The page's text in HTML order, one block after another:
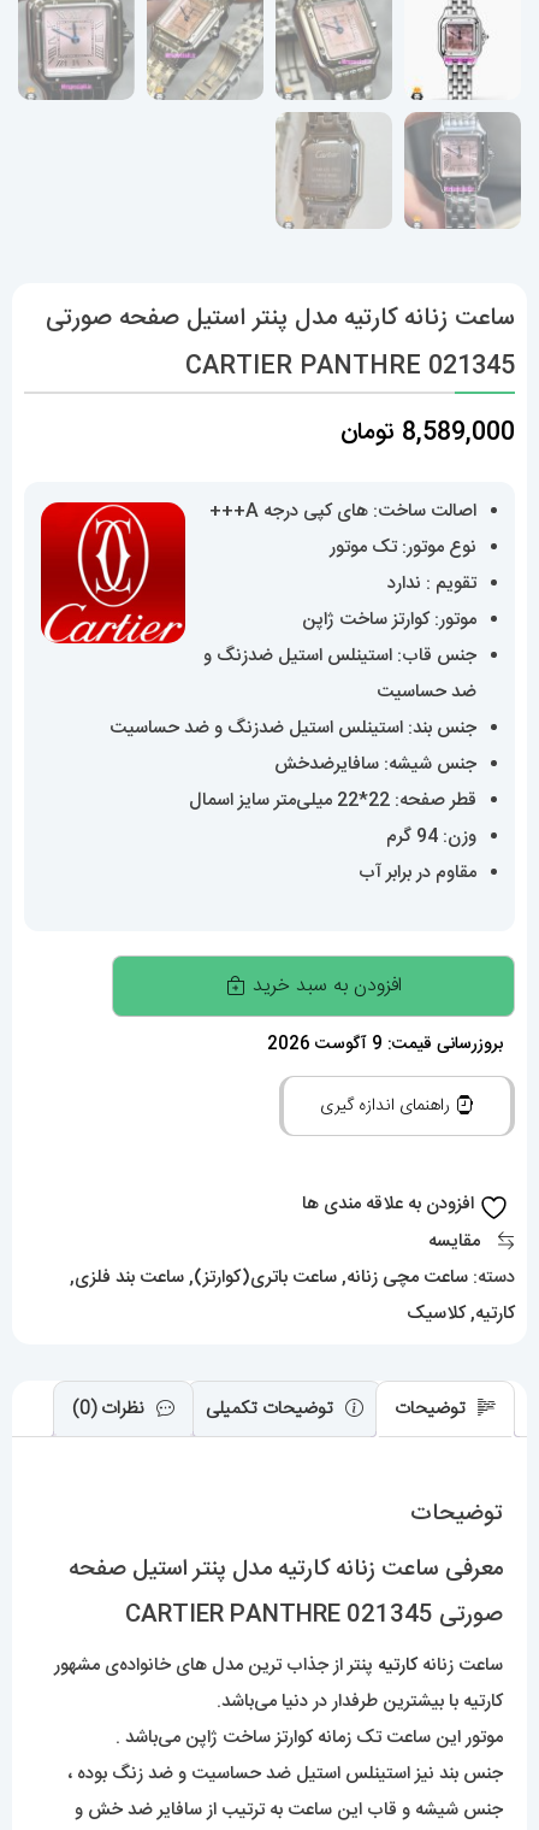
ساعت زنانه کارتیه مدل پنتر استیل صفحه صورتی
CARTIER PANTHRE 021345
8,589,000 تومان
اصالت ساخت: های کپی درجه A+++
نوع موتور: تک موتور
تقویم : ندارد
موتور: کوارتز ساخت ژاپن
جنس قاب: استینلس استیل ضدزنگ و
ضد حساسیت
جنس بند: استینلس استیل ضدزنگ و ضد حساسیت
جنس شیشه: سافایرضدخش
قطر صفحه: 22*22 میلی‌متر سایز اسمال
وزن: 94 گرم
مقاوم در برابر آب
ساعت
زنانه
کارتیه
مدل
صورتی
021345
افزودن به سبد خرید
بروزرسانی قیمت: 9 آگوست 2026
راهنمای اندازه گیری
افزودن به علاقه مندی ها
مقایسه
دسته: ساعت مچی زنانه,ساعت باتری(کوارتز),ساعت بند فلزی,
کارتیه,کلاسیک
توضیحات توضیحات تکمیلی نظرات (0)
توضیحات
معرفی ساعت زنانه کارتیه مدل پنتر استیل صفحه
صورتی CARTIER PANTHRE 021345
ساعت زنانهکارتیه پنتر از جذاب ترین مدل های خانواده‌ی مشهور
کارتیه با بیشترین طرفدار در دنیا می‌باشد.
موتور این ساعت تک زمانه کوارتز ساخت ژاپن می‌باشد .
جنس بند نیز استینلس استیل ضد حساسیت و ضد زنگ بوده ،
جنس شیشه و قاب این ساعت به ترتیب از سافایر ضد خش و